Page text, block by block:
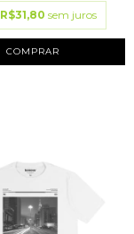
R$31,80 sem juros
COMPRAR